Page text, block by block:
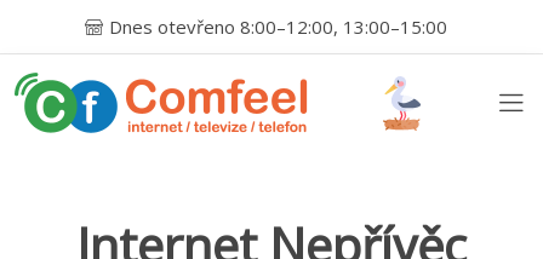
Dnes otevřeno 8:00–12:00, 13:00–15:00
Internet Nepřívěc